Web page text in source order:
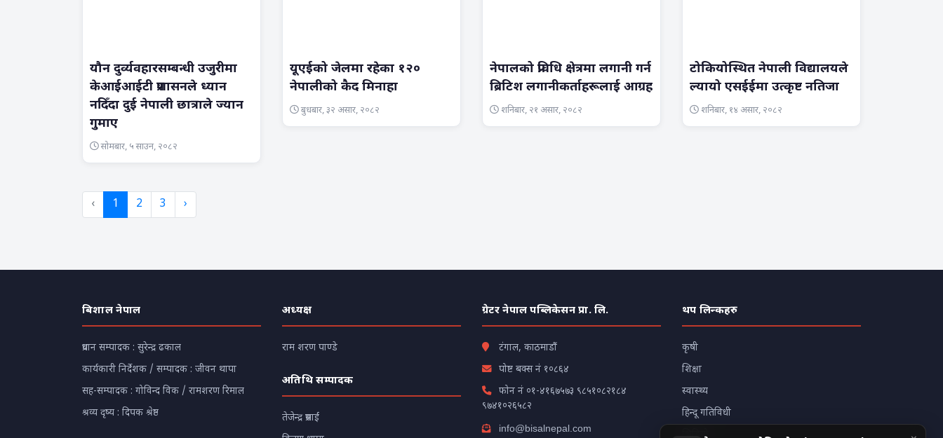
यौन दुर्व्यवहारसम्बन्धी उजुरीमा
केआईआईटी प्रशासनले ध्यान
नदिँदा दुई नेपाली छात्राले ज्यान
गुमाए
सोमबार, ५ साउन, २०८२
यूएईको जेलमा रहेका १२०
नेपालीको कैद मिनाहा
बुधबार, ३२ असार, २०८२
नेपालको प्रविधि क्षेत्रमा लगानी गर्न
ब्रिटिश लगानीकर्ताहरूलाई आग्रह
शनिबार, २१ असार, २०८२
टोकियोस्थित नेपाली विद्यालयले
ल्यायो एसईईमा उत्कृष्ट नतिजा
शनिबार, १४ असार, २०८२
‹ 1 2 3 ›
बिशाल नेपाल
प्रधान सम्पादक : सुरेन्द्र ढकाल
कार्यकारी निर्देशक / सम्पादक : जीवन थापा
सह-सम्पादक : गोविन्द विक / रामशरण रिमाल
श्रव्य दृष्य : दिपक श्रेष्ठ
अध्यक्ष
राम शरण पाण्डे
अतिथि सम्पादक
तेजेन्द्र प्रसाईं
ग्रेटर नेपाल पब्लिकेसन प्रा. लि.
टंगाल, काठमाडौं
पोष्ट बक्स नं १०८६४
फोन नं ०१-४१६७५७३ ९८५१०८२१८४
९७४१०२६५८२
info@bisalnepal.com
थप लिन्कहरु
कृषी
शिक्षा
स्वास्थ्य
हिन्दू गतिविधी
भिडियो